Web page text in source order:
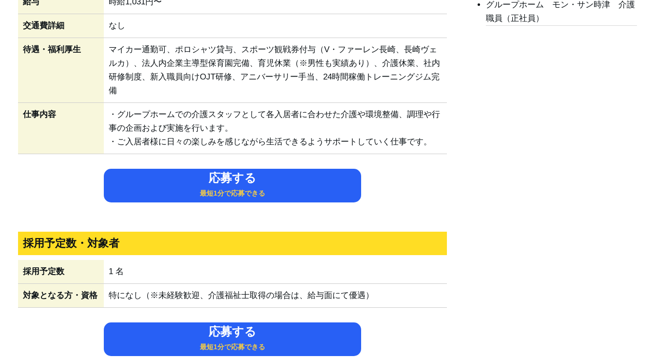
交通費詳細 なし
待遇・福利厚生
マイカー通勤可、ポロシャツ貸与、スポーツ観戦券付与（V・ファーレン長崎、長崎ヴェ
ルカ）、法人内企業主導型保育園完備、育児休業（※男性も実績あり）、介護休業、社内
研修制度、新入職員向けOJT研修、アニバーサリー手当、24時間稼働トレーニングジム完
備
仕事内容
・グループホームでの介護スタッフとして各入居者に合わせた介護や環境整備、調理や行
事の企画および実施を行います。
・ご入居者様に日々の楽しみを感じながら生活できるようサポートしていく仕事です。
応募する
最短1分で応募できる
採用予定数・対象者
採用予定数 1 名
対象となる方・資格 特になし（※未経験歓迎、介護福祉士取得の場合は、給与面にて優遇）
応募する
最短1分で応募できる
グループホーム モン・サン時津 介護
職員（正社員）